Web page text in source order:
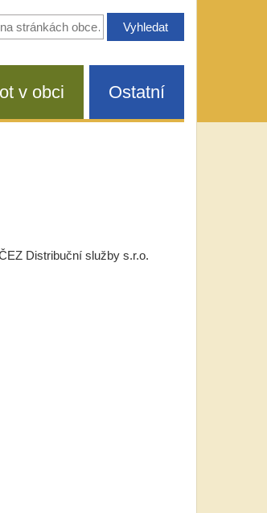
v obci Ostatní
Distribuční služby s.r.o.